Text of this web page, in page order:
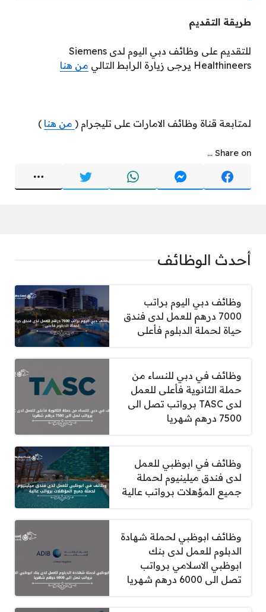
طريقة التقديم
للتقديم على وظائف دبي اليوم لدى Siemens
Healthineers يرجى زيارة الرابط التالي
من هنا
لمتابعة قناة وظائف الامارات على تليجرام ( من هنا )
Share on ...
أحدث الوظائف
وظائف دبي اليوم براتب
7000 درهم للعمل لدى فندق
حياة لحملة الدبلوم فأعلى
وظائف في دبي للنساء من
حملة الثانوية فأعلى للعمل
لدى TASC برواتب تصل الى
7500 درهم شهريا
وظائف في ابوظبي للعمل
لدى فندق ميلينيوم لحملة
جميع المؤهلات برواتب عالية
وظائف ابوظبي لحملة شهادة
الدبلوم للعمل لدى بنك
ابوظبي الاسلامي برواتب
تصل الى 6000 درهم شهريا